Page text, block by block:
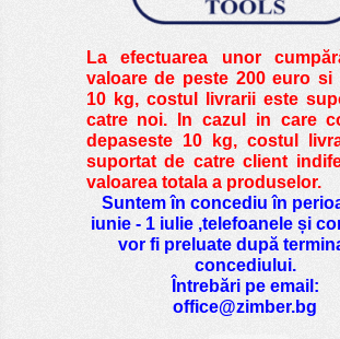
La efectuarea unor
valoare de peste200 euro si
10 kg, costul livrarii este
catre noi. In cazul in care
depaseste 10 kg, costul
suportat de catre client
valoarea totala a produselor.
Suntem în concediu în
iunie - 1 iulie ,telefoanele și
vor fi preluate după
concediului.
Întrebări pe email:
office@zimber.bg